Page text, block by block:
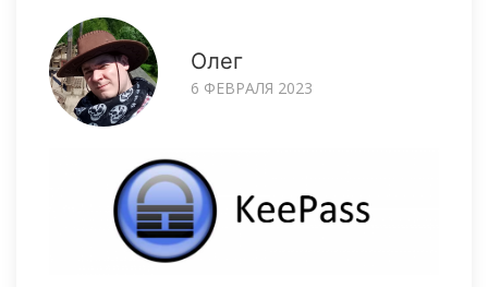
Олег
6 ФЕВРАЛЯ 2023